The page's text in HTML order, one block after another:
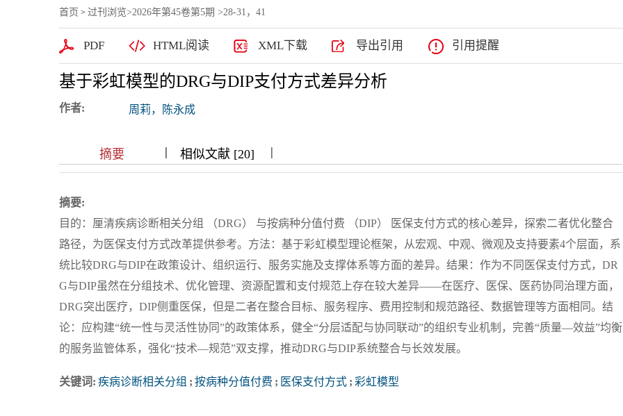
高级查询
下载排名
首页 > 过刊浏览>2026年第45卷第5期 >28-31，41
PDF HTML阅读 XML下载 导出引用 引用提醒
基于彩虹模型的DRG与DIP支付方式差异分析
作者: 周莉，陈永成
摘要 |||| 相似文献 [20] |||
摘要:
目的：厘清疾病诊断相关分组 （DRG） 与按病种分值付费 （DIP） 医保支付方式的核心差异，探索二者优化整合
路径，为医保支付方式改革提供参考。方法：基于彩虹模型理论框架，从宏观、中观、微观及支持要素4个层面，系
统比较DRG与DIP在政策设计、组织运行、服务实施及支撑体系等方面的差异。结果：作为不同医保支付方式，DR
G与DIP虽然在分组技术、优化管理、资源配置和支付规范上存在较大差异——在医疗、医保、医药协同治理方面，
DRG突出医疗，DIP侧重医保，但是二者在整合目标、服务程序、费用控制和规范路径、数据管理等方面相同。结
论：应构建“统一性与灵活性协同”的政策体系，健全“分层适配与协同联动”的组织专业机制，完善“质量—效益”均衡
的服务监管体系，强化“技术—规范”双支撑，推动DRG与DIP系统整合与长效发展。
关键词: 疾病诊断相关分组 ; 按病种分值付费 ; 医保支付方式 ; 彩虹模型